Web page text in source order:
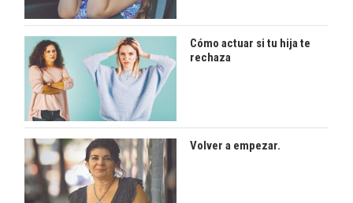
Cómo actuar si tu hija te
rechaza
Volver a empezar.